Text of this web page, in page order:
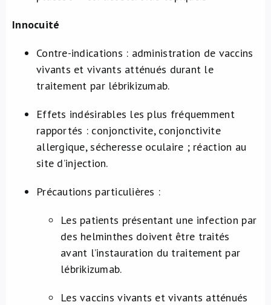
Innocuité​
Contre-indications : administration de vaccins
vivants et vivants atténués durant le
traitement par lébrikizumab.
Effets indésirables les plus fréquemment
rapportés : conjonctivite, conjonctivite
allergique, sécheresse oculaire ; réaction au
site d’injection.
Précautions particulières :
Les patients présentant une infection par
des helminthes doivent être traités
avant l’instauration du traitement par
lébrikizumab.
Les vaccins vivants et vivants atténués